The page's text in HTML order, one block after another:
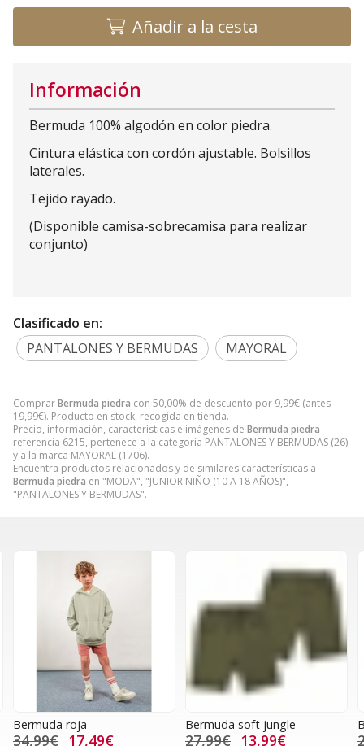
Añadir a la cesta
ComprarBermuda piedra con 50,00% de descuento por 9,99€ (antes
19,99€). Producto en stock, recogida en tienda.
Precio, información, características e imágenes de Bermuda piedra
referencia 6215, pertenece a la categoría PANTALONES Y BERMUDAS (26)
y a la marca MAYORAL (1706).
Encuentra productos relacionados y de similares características a
Bermuda piedra en "MODA", "JUNIOR NIÑO (10 A 18 AÑOS)",
"PANTALONES Y BERMUDAS".
Información
Bermuda 100% algodón en color piedra.
Cintura elástica con cordón ajustable. Bolsillos
laterales.
Tejido rayado.
(Disponible camisa-sobrecamisa para realizar
conjunto)
Clasificado en:
PANTALONES Y BERMUDAS
MAYORAL
Bermuda roja
34,99€ 17,49€
Bermuda soft jungle
27,99€ 13,99€